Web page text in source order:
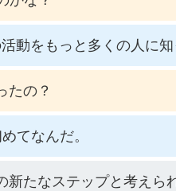
動をもっと多くの人に知
たの？
てなんだ。
たなステップと考えら